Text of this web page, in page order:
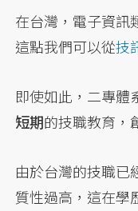
在台灣，電子資訊
這點我們可以從技
即使如此，二專體
短期的技職教育，
由於台灣的技職已
質性過高，這在學